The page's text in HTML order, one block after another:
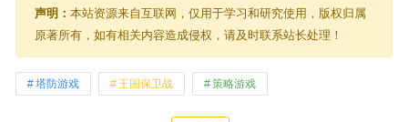
声明： 本站资源来自互联网，仅用于学习和研究使用，版权归属
原著所有，如有相关内容造成侵权，请及时联系站长处理！
塔防游戏 王国保卫战 策略游戏